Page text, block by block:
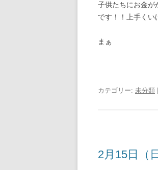
子供たちにお金が
です！！上手くい
まぁ
カテゴリー: 未分類
2月15日